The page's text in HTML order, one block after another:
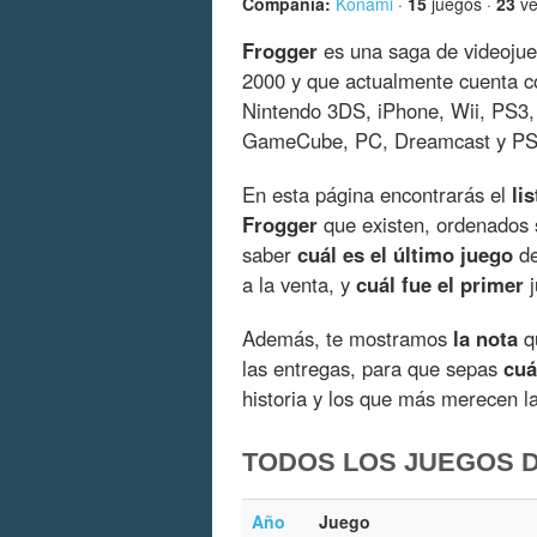
Frogger es una saga de
2000 y que actualmente cuenta
Nintendo 3DS, iPhone, Wii,
GameCube, PC, Dreamcast y
En esta página encontrarás el
Frogger que existen,
saber cuál es el último juego
a la venta, y cuál fue el primer
Además, te mostramos la nota
las entregas, para que sepas
historia y los que más merecen
TODOS LOS JUEGOS
Año
Juego